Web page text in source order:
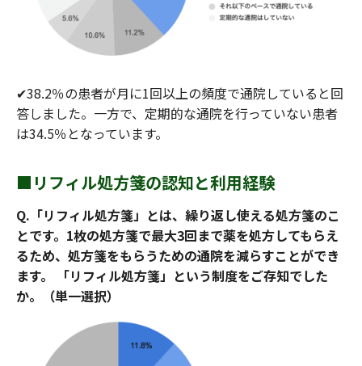
✔︎38.2％の患者が月に1回以上の頻度で通院していると回
答しました。一方で、定期的な通院を行っていない患者
は34.5％となっています。
■リフィル処方箋の認知と利用経験
Q.「リフィル処方箋」とは、繰り返し使える処方箋のこ
とです。1枚の処方箋で最大3回まで薬を処方してもらえ
るため、処方箋をもらうための通院を減らすことができ
ます。 「リフィル処方箋」という制度をご存知でした
か。（単一選択）